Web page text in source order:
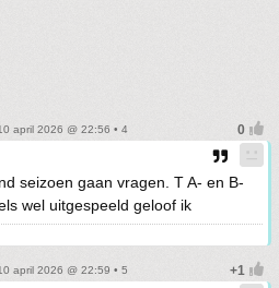
april 2026 @ 22:56 • 4
seizoen gaan vragen. T A- en B-
wel uitgespeeld geloof ik
april 2026 @ 22:59 • 5